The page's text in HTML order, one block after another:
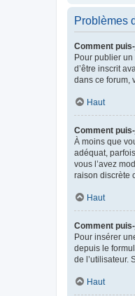
Problèmes
Comment
Pour publier
d’être inscrit
dans ce forum,
Haut
Comment
À moins que
adéquat,
vous l’avez
raison discrète
Haut
Comment
Pour insérer
depuis le
de l’utilisateur.
Haut